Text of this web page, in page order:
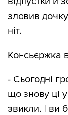
зловив
ніт.
Консьєржка
- Сьогодні
що знову ці
звикли. І ви